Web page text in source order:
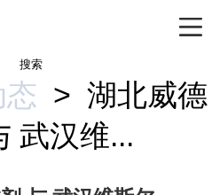
搜索
> 湖北威德
武汉维...